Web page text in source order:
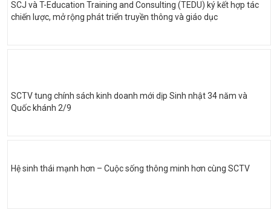
SCJ và T-Education Training and Consulting (TEDU) ký kết hợp tác
chiến lược, mở rộng phát triển truyền thông và giáo dục
SCTV tung chính sách kinh doanh mới dịp Sinh nhật 34 năm và
Quốc khánh 2/9
Hệ sinh thái mạnh hơn – Cuộc sống thông minh hơn cùng SCTV